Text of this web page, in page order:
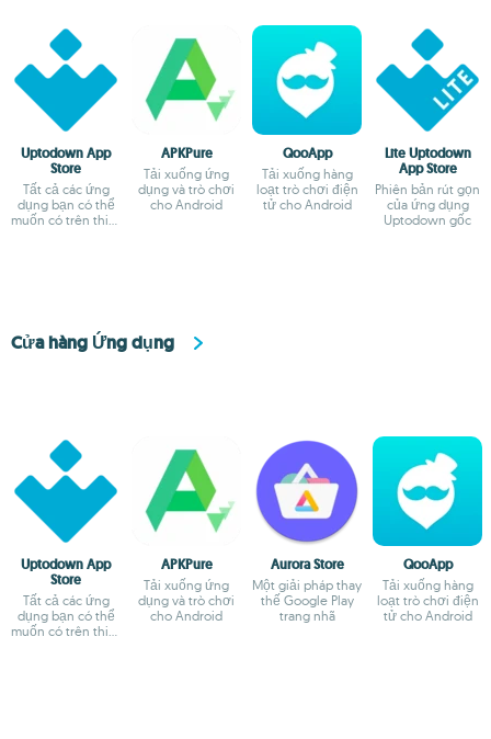
Uptodown App
Store
Tất cả các ứng
dụng bạn có thể
muốn có trên thiết
APKPure
Tải xuống ứng
dụng và trò chơi
cho Android
QooApp
Tải xuống hàng
loạt trò chơi điện
tử cho Android
Lite Uptodown
App Store
Phiên bản rút gọn
của ứng dụng
Uptodown gốc
Cửa hàng Ứng dụng
Uptodown App
Store
Tất cả các ứng
dụng bạn có thể
muốn có trên thiết
APKPure
Tải xuống ứng
dụng và trò chơi
cho Android
Aurora Store
Một giải pháp thay
thế Google Play
trang nhã
QooApp
Tải xuống hàng
loạt trò chơi điện
tử cho Android